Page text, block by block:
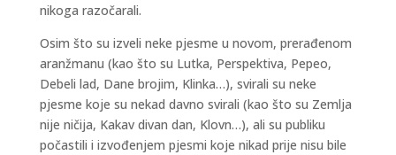
nikoga razočarali.
Osim što su izveli neke pjesme u novom, prerađenom
aranžmanu (kao što su Lutka, Perspektiva, Pepeo,
Debeli lad, Dane brojim, Klinka…), svirali su neke
pjesme koje su nekad davno svirali (kao što su Zemlja
nije ničija, Kakav divan dan, Klovn…), ali su publiku
počastili i izvođenjem pjesmi koje nikad prije nisu bile